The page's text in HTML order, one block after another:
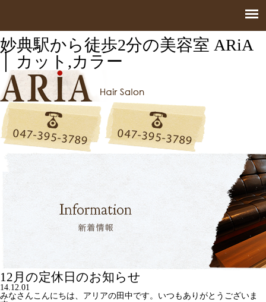
妙典駅から徒歩2分の美容室 ARiA
│ カット,カラー
12月の定休日のお知らせ
14.12.01
みなさんこんにちは、アリアの田中です。いつもありがとうございま